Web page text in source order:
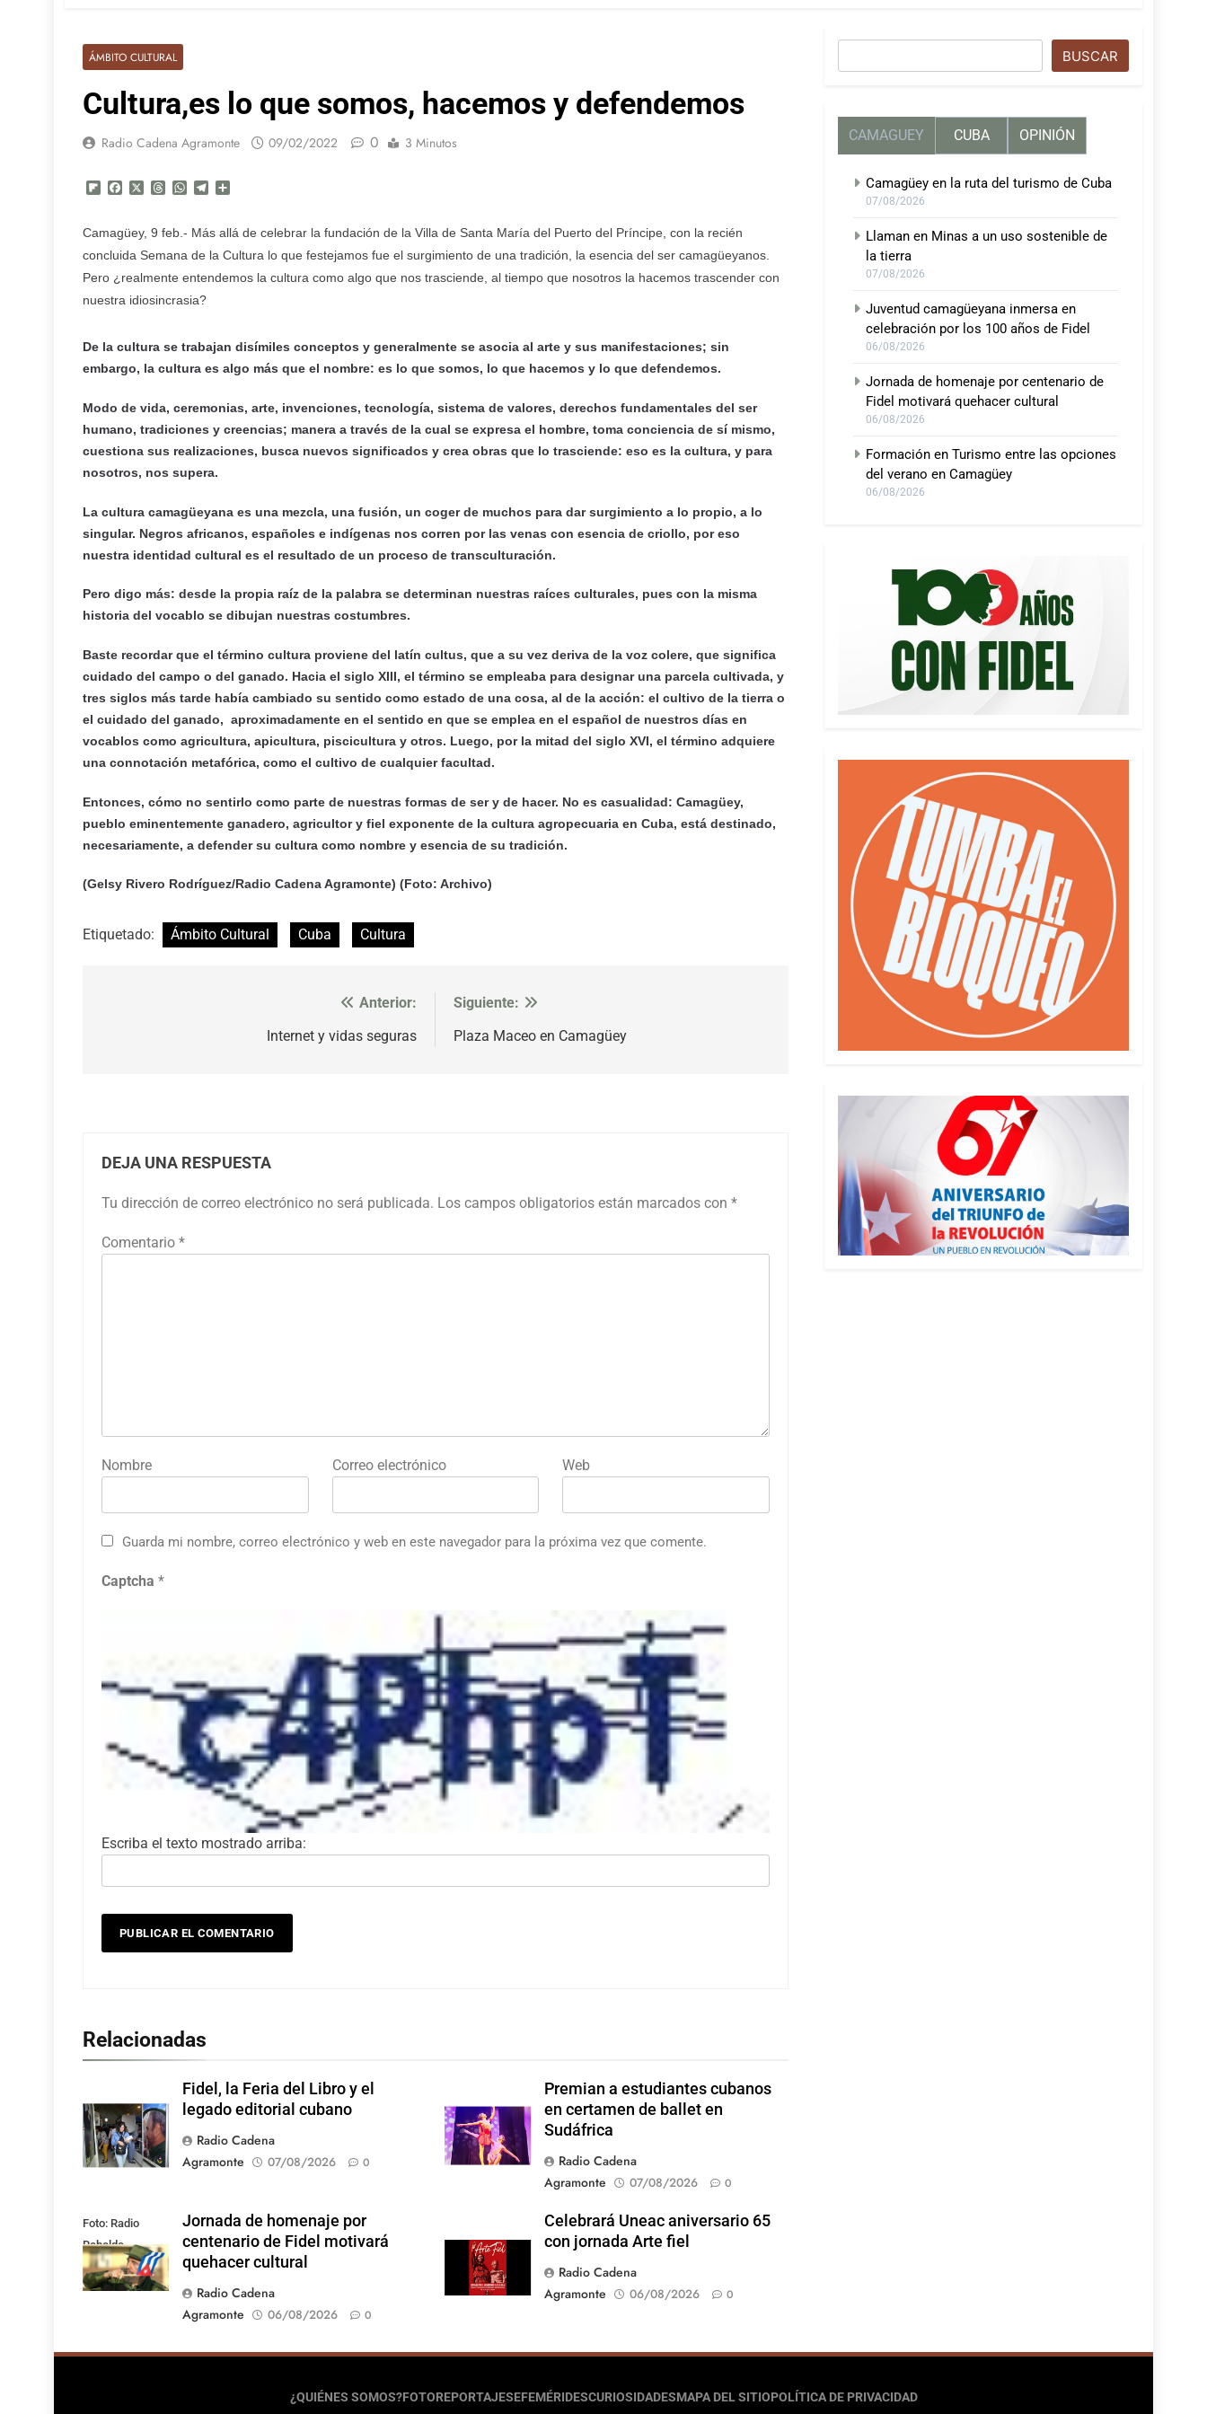
ÁMBITO CULTURAL
Cultura,es lo que somos, hacemos y defendemos
Radio Cadena Agramonte 09/02/2022 0 3 Minutos
Flipboard
FacebookThreadsWhatsApp
Telegram
Camagüey, 9 feb.- Más allá de celebrar la fundación de la Villa de Santa María del Puerto del Príncipe, con la recién
concluida Semana de la Cultura lo que festejamos fue el surgimiento de una tradición, la esencia del ser camagüeyanos.
Pero ¿realmente entendemos la cultura como algo que nos trasciende, al tiempo que nosotros la hacemos trascender con
nuestra idiosincrasia?
De la cultura se trabajan disímiles conceptos y generalmente se asocia al arte y sus manifestaciones; sin
embargo, la cultura es algo más que el nombre: es lo que somos, lo que hacemos y lo que defendemos.
Modo de vida, ceremonias, arte, invenciones, tecnología, sistema de valores, derechos fundamentales del ser
humano, tradiciones y creencias; manera a través de la cual se expresa el hombre, toma conciencia de sí mismo,
cuestiona sus realizaciones, busca nuevos significados y crea obras que lo trasciende: eso es la cultura, y para
nosotros, nos supera.
La cultura camagüeyana es una mezcla, una fusión, un coger de muchos para dar surgimiento a lo propio, a lo
singular. Negros africanos, españoles e indígenas nos corren por las venas con esencia de criollo, por eso
nuestra identidad cultural es el resultado de un proceso de transculturación.
Pero digo más: desde la propia raíz de la palabra se determinan nuestras raíces culturales, pues con la misma
historia del vocablo se dibujan nuestras costumbres.
Baste recordar que el término cultura proviene del latín cultus, que a su vez deriva de la voz colere, que significa
cuidado del campo o del ganado. Hacia el siglo XIII, el término se empleaba para designar una parcela cultivada, y
tres siglos más tarde había cambiado su sentido como estado de una cosa, al de la acción: el cultivo de la tierra o
el cuidado del ganado, aproximadamente en el sentido en que se emplea en el español de nuestros días en
vocablos como agricultura, apicultura, piscicultura y otros. Luego, por la mitad del siglo XVI, el término adquiere
una connotación metafórica, como el cultivo de cualquier facultad.
Entonces, cómo no sentirlo como parte de nuestras formas de ser y de hacer. No es casualidad: Camagüey,
pueblo eminentemente ganadero, agricultor y fiel exponente de la cultura agropecuaria en Cuba, está destinado,
necesariamente, a defender su cultura como nombre y esencia de su tradición.
(Gelsy Rivero Rodríguez/Radio Cadena Agramonte) (Foto: Archivo)
Etiquetado: Ámbito Cultural Cuba Cultura
Anterior:
Internet y vidas seguras
Siguiente:
Plaza Maceo en Camagüey
DEJA UNA RESPUESTA
Tu dirección de correo electrónico no será publicada. Los campos obligatorios están marcados con *
Comentario *
Nombre Correo electrónico Web
Guarda mi nombre, correo electrónico y web en este navegador para la próxima vez que comente.
Captcha *
Escriba el texto mostrado arriba:
Relacionadas
Fidel, la Feria del Libro y el
legado editorial cubano
Radio Cadena
Agramonte
07/08/2026 0
Premian a estudiantes cubanos
en certamen de ballet en
Sudáfrica
Radio Cadena
Agramonte
07/08/2026 0
Foto: Radio
Rebelde
Jornada de homenaje por
centenario de Fidel motivará
quehacer cultural
Radio Cadena
Agramonte
06/08/2026 0
Celebrará Uneac aniversario 65
con jornada Arte fiel
Radio Cadena
Agramonte
06/08/2026 0
BUSCAR
CAMAGUEY CUBA OPINIÓN
Camagüey en la ruta del turismo de Cuba
07/08/2026
Llaman en Minas a un uso sostenible de
la tierra
07/08/2026
Juventud camagüeyana inmersa en
celebración por los 100 años de Fidel
06/08/2026
Jornada de homenaje por centenario de
Fidel motivará quehacer cultural
06/08/2026
Formación en Turismo entre las opciones
del verano en Camagüey
06/08/2026
¿QUIÉNES SOMOS?FOTOREPORTAJESEFEMÉRIDESCURIOSIDADESMAPA DEL SITIOPOLÍTICA DE PRIVACIDAD